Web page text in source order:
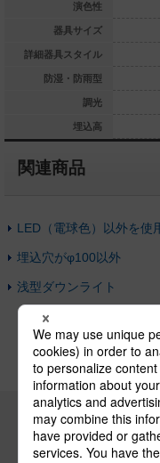
演色性
器具サイズ
詳細器具スタイル
防湿・防雨型
調光
埋込高
（埋込穴）
ダウンライト
対応なし
関連商品
LED（電球色）以外を使
埋込穴がφ100以外
浅型ダウンライト
パナソニック